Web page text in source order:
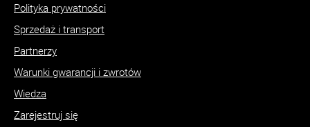
Polityka prywatności
Sprzedaż i transport
Partnerzy
Warunki gwarancji i zwrotów
Wiedza
Zarejestruj się